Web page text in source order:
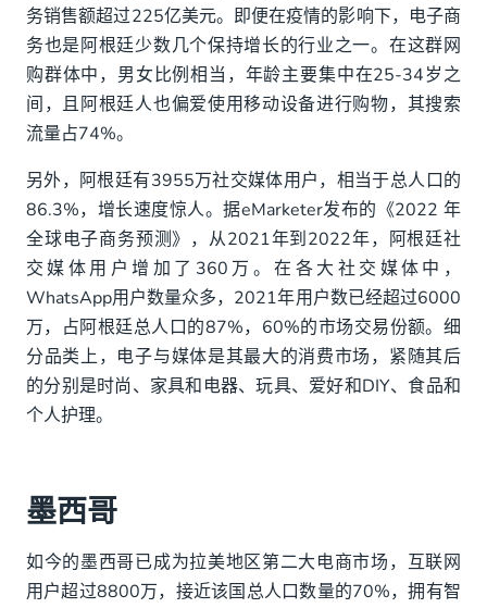
务销售额超过225亿美元。即便在疫情的影响下，电子商
务也是阿根廷少数几个保持增长的行业之一。在这群网
购群体中，男女比例相当，年龄主要集中在25-34岁之
间，且阿根廷人也偏爱使用移动设备进行购物，其搜索
流量占74%。
另外，阿根廷有3955万社交媒体用户，相当于总人口的
86.3%，增长速度惊人。据eMarketer发布的《2022 年
全球电子商务预测》，从2021年到2022年，阿根廷社
交媒体用户增加了360万。在各大社交媒体中，
WhatsApp用户数量众多，2021年用户数已经超过6000
万，占阿根廷总人口的87%，60%的市场交易份额。细
分品类上，电子与媒体是其最大的消费市场，紧随其后
的分别是时尚、家具和电器、玩具、爱好和DIY、食品和
个人护理。
墨西哥
如今的墨西哥已成为拉美地区第二大电商市场，互联网
用户超过8800万，接近该国总人口数量的70%，拥有智